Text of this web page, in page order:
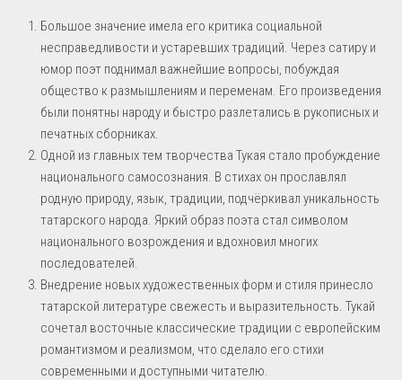
Большое значение имела его критика социальной
несправедливости и устаревших традиций. Через сатиру и
юмор поэт поднимал важнейшие вопросы, побуждая
общество к размышлениям и переменам. Его произведения
были понятны народу и быстро разлетались в рукописных и
печатных сборниках.
Одной из главных тем творчества Тукая стало пробуждение
национального самосознания. В стихах он прославлял
родную природу, язык, традиции, подчёркивал уникальность
татарского народа. Яркий образ поэта стал символом
национального возрождения и вдохновил многих
последователей.
Внедрение новых художественных форм и стиля принесло
татарской литературе свежесть и выразительность. Тукай
сочетал восточные классические традиции с европейским
романтизмом и реализмом, что сделало его стихи
современными и доступными читателю.